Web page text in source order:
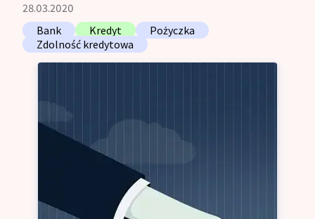
Blog
Kontakt
28.03.2020
Bank
Kredyt
Pożyczka
Zdolność kredytowa